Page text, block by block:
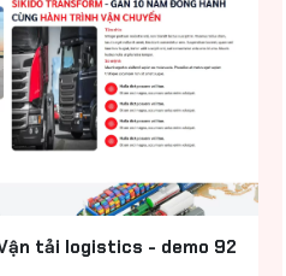
tải logistics - demo 92